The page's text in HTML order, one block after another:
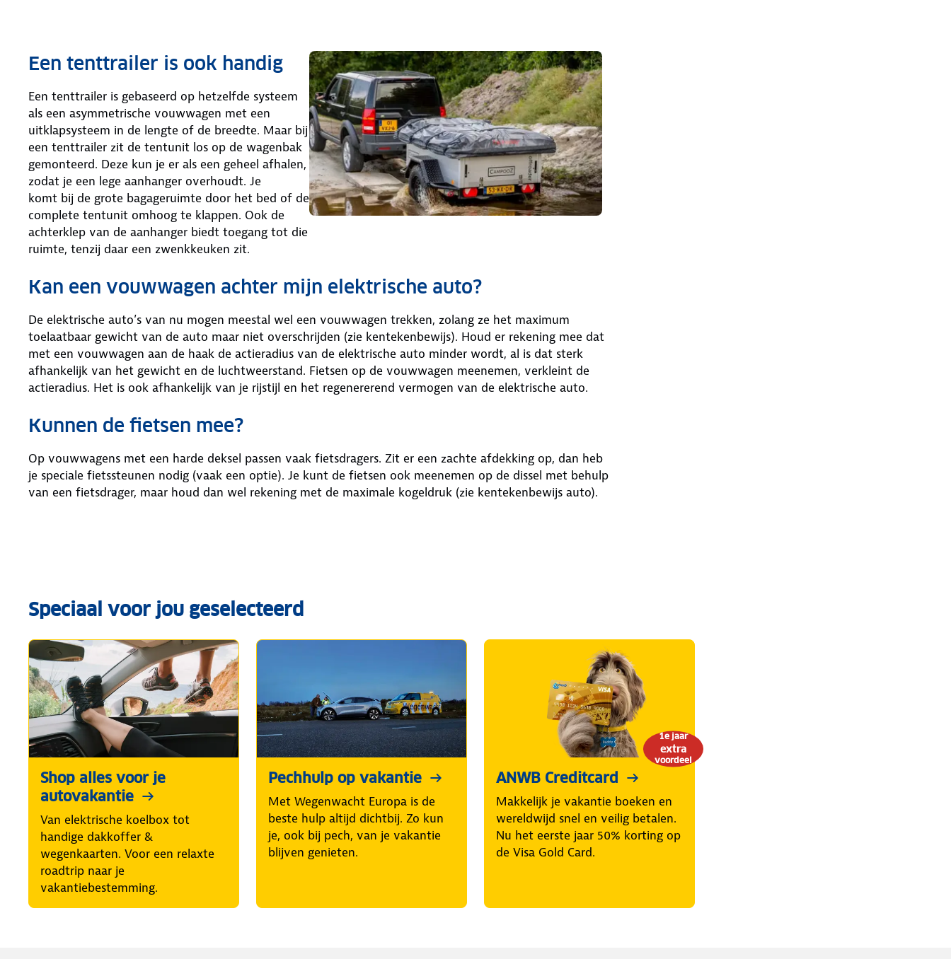
Een tenttrailer is ook handig
Een tenttrailer is gebaseerd op hetzelfde systeem
als een asymmetrische vouwwagen met een
uitklapsysteem in de lengte of de breedte. Maar bij
een tenttrailer zit de tentunit los op de wagenbak
gemonteerd. Deze kun je er als een geheel afhalen,
zodat je een lege aanhanger overhoudt. Je
komt bij de grote bagageruimte door het bed of de
complete tentunit omhoog te klappen. Ook de
achterklep van de aanhanger biedt toegang tot die
ruimte, tenzij daar een zwenkkeuken zit.
Kan een vouwwagen achter mijn elektrische auto?
De elektrische auto’s van nu mogen meestal wel een vouwwagen trekken, zolang ze het maximum
toelaatbaar gewicht van de auto maar niet overschrijden (zie kentekenbewijs). Houd er rekening mee dat
met een vouwwagen aan de haak de actieradius van de elektrische auto minder wordt, al is dat sterk
afhankelijk van het gewicht en de luchtweerstand. Fietsen op de vouwwagen meenemen, verkleint de
actieradius. Het is ook afhankelijk van je rijstijl en het regenererend vermogen van de elektrische auto.
Kunnen de fietsen mee?
Op vouwwagens met een harde deksel passen vaak fietsdragers. Zit er een zachte afdekking op, dan heb
je speciale fietssteunen nodig (vaak een optie). Je kunt de fietsen ook meenemen op de dissel met behulp
van een fietsdrager, maar houd dan wel rekening met de maximale kogeldruk (zie kentekenbewijs auto).
Speciaal voor jou geselecteerd
Shop alles voor je
autovakantie
Van elektrische koelbox tot
handige dakkoffer &
wegenkaarten. Voor een relaxte
roadtrip naar je
vakantiebestemming.
Pechhulp op vakantie
Met Wegenwacht Europa is de
beste hulp altijd dichtbij. Zo kun
je, ook bij pech, van je vakantie
blijven genieten.
1e jaar
extra
voordeel
ANWB Creditcard
Makkelijk je vakantie boeken en
wereldwijd snel en veilig betalen.
Nu het eerste jaar 50% korting op
de Visa Gold Card.